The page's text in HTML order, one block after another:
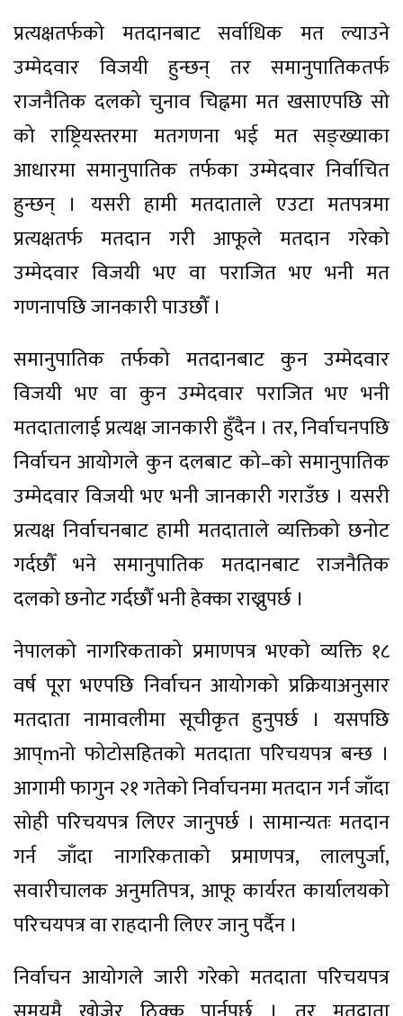
प्रत्यक्षतर्फको मतदानबाट सर्वाधिक मत ल्याउने
उम्मेदवार विजयी हुन्छन् तर समानुपातिकतर्फ
राजनैतिक दलको चुनाव चिह्नमा मत खसाएपछि सो
को राष्ट्रियस्तरमा मतगणना भई मत सङ्ख्याका
आधारमा समानुपातिक तर्फका उम्मेदवार निर्वाचित
हुन्छन् । यसरी हामी मतदाताले एउटा मतपत्रमा
प्रत्यक्षतर्फ मतदान गरी आफूले मतदान गरेको
उम्मेदवार विजयी भए वा पराजित भए भनी मत
गणनापछि जानकारी पाउछौँ ।
समानुपातिक तर्फको मतदानबाट कुन उम्मेदवार
विजयी भए वा कुन उम्मेदवार पराजित भए भनी
मतदातालाई प्रत्यक्ष जानकारी हुँदैन । तर, निर्वाचनपछि
निर्वाचन आयोगले कुन दलबाट को–को समानुपातिक
उम्मेदवार विजयी भए भनी जानकारी गराउँछ । यसरी
प्रत्यक्ष निर्वाचनबाट हामी मतदाताले व्यक्तिको छनोट
गर्दछौँ भने समानुपातिक मतदानबाट राजनैतिक
दलको छनोट गर्दछौँ भनी हेक्का राख्नुपर्छ ।
नेपालको नागरिकताको प्रमाणपत्र भएको व्यक्ति १८
वर्ष पूरा भएपछि निर्वाचन आयोगको प्रक्रियाअनुसार
मतदाता नामावलीमा सूचीकृत हुनुपर्छ । यसपछि
आप्mनो फोटोसहितको मतदाता परिचयपत्र बन्छ ।
आगामी फागुन २१ गतेको निर्वाचनमा मतदान गर्न जाँदा
सोही परिचयपत्र लिएर जानुपर्छ । सामान्यतः मतदान
गर्न जाँदा नागरिकताको प्रमाणपत्र, लालपुर्जा,
सवारीचालक अनुमतिपत्र, आफू कार्यरत कार्यालयको
परिचयपत्र वा राहदानी लिएर जानु पर्दैन ।
निर्वाचन आयोगले जारी गरेको मतदाता परिचयपत्र